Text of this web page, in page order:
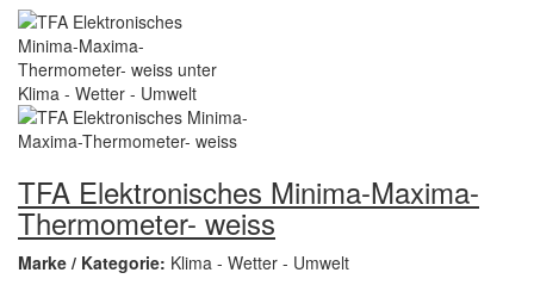
TFA Elektronisches Minima-Maxima-
Thermometer- weiss
Marke / Kategorie: Klima - Wetter - Umwelt